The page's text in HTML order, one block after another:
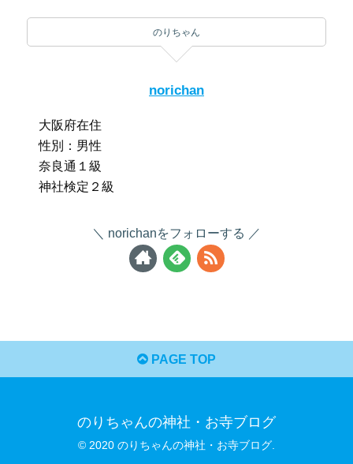
のりちゃん
norichan
大阪府在住
性別：男性
奈良通１級
神社検定２級
norichanをフォローする
PAGE TOP
のりちゃんの神社・お寺ブログ
© 2020 のりちゃんの神社・お寺ブログ.